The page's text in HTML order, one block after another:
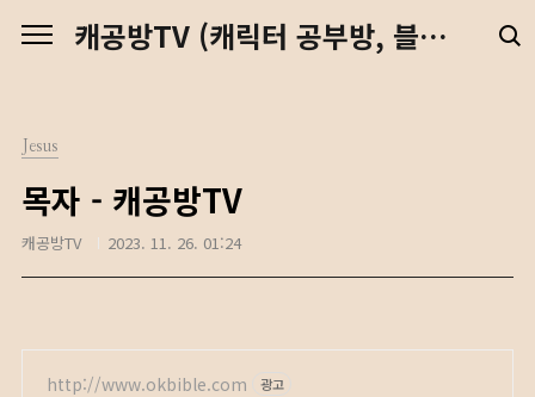
캐공방TV (캐릭터 공부방, 블렌더 강좌, 예수님, 디지털 노마드)
Jesus
목자 - 캐공방TV
캐공방TV 2023. 11. 26. 01:24
http://www.okbible.com 광고